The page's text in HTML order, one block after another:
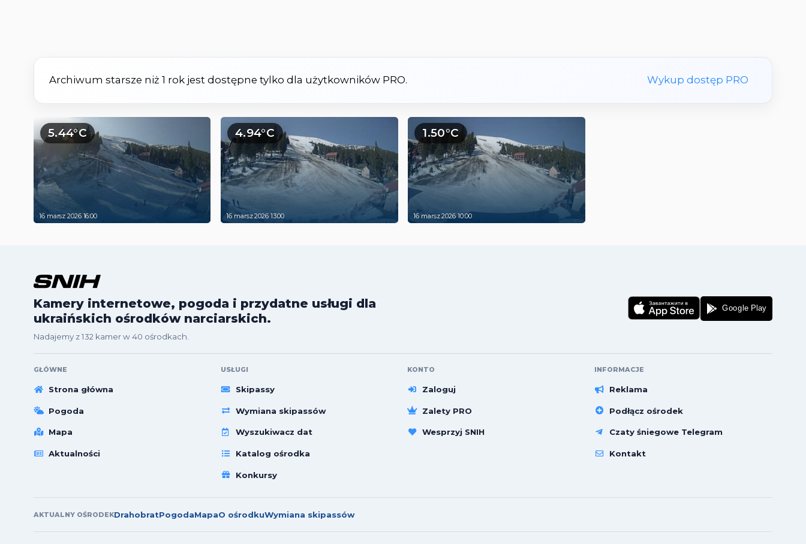
Archiwum starsze niż 1 rok jest dostępne tylko dla użytkowników PRO. Wykup dostęp PRO
5.44°C
16 marsz 2026 16:00
4.94°C
16 marsz 2026 13:00
1.50°C
16 marsz 2026 10:00
Kamery internetowe, pogoda i przydatne usługi dla
ukraińskich ośrodków narciarskich.
Nadajemy z 132 kamer w 40 ośrodkach.
GŁÓWNE
Strona główna
Pogoda
Mapa
Aktualności
USŁUGI
Skipassy
Wymiana skipassów
Wyszukiwacz dat
Katalog ośrodka
Konkursy
KONTO
Zaloguj
Zalety PRO
Wesprzyj SNIH
INFORMACJE
Reklama
Podłącz ośrodek
Czaty śniegowe Telegram
Kontakt
AKTUALNY OŚRODEKDrahobratPogodaMapaO ośrodkuWymiana skipassów